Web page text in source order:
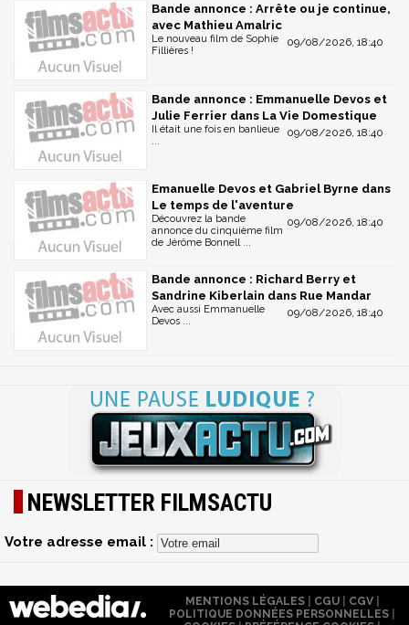
Bande annonce : Arrête ou je continue,
avec Mathieu Amalric
09/08/2026, 18:40
Le nouveau film de Sophie
Fillières !
Bande annonce : Emmanuelle Devos et
Julie Ferrier dans La Vie Domestique
09/08/2026, 18:40
Il était une fois en banlieue
...
Emanuelle Devos et Gabriel Byrne dans
Le temps de l'aventure
09/08/2026, 18:40
Découvrez la bande
annonce du cinquième film
de Jérôme Bonnell ...
Bande annonce : Richard Berry et
Sandrine Kiberlain dans Rue Mandar
09/08/2026, 18:40
Avec aussi Emmanuelle
Devos ...
NEWSLETTER FILMSACTU
Votre adresse email :
MENTIONS LÉGALES| CGU| CGV|
POLITIQUE DONNÉES PERSONNELLES